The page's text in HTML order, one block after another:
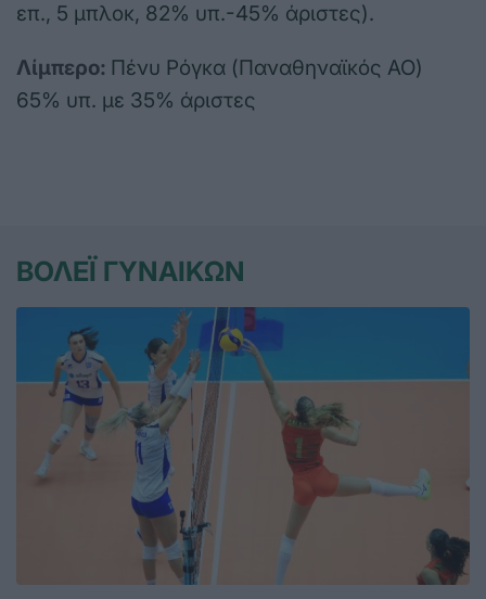
επ., 5 μπλοκ, 82% υπ.-45% άριστες).
Λίμπερο: Πένυ Ρόγκα (Παναθηναϊκός ΑΟ)
65% υπ. με 35% άριστες
ΒΟΛΕΪ ΓΥΝΑΙΚΩΝ